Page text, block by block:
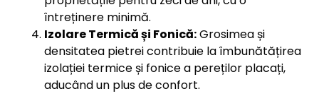
întreținere minimă.
Izolare Termică și Fonică:Grosimea și
densitatea pietrei contribuie la îmbunătățirea
izolației termice și fonice a pereților placați,
aducând un plus de confort.